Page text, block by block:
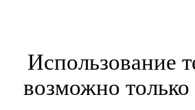
Использование
возможно